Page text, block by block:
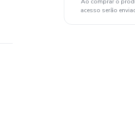
acesso serão